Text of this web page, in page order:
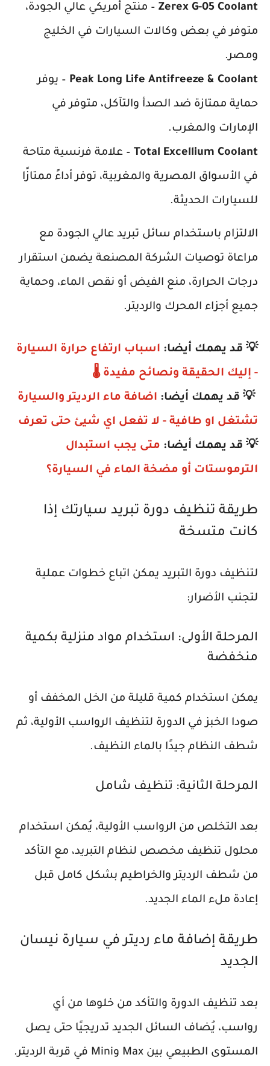
Zerex G-05 Coolant – منتج أمريكي عالي الجودة،
متوفر في بعض وكالات السيارات في الخليج
ومصر.
Peak Long Life Antifreeze & Coolant – يوفر
حماية ممتازة ضد الصدأ والتآكل، متوفر في
الإمارات والمغرب.
Total Excellium Coolant – علامة فرنسية متاحة
في الأسواق المصرية والمغربية، توفر أداءً ممتازًا
للسيارات الحديثة.
الالتزام باستخدام سائل تبريد عالي الجودة مع
مراعاة توصيات الشركة المصنعة يضمن استقرار
درجات الحرارة، منع الفيض أو نقص الماء، وحماية
جميع أجزاء المحرك والرديتر.
💡 قد يهمك أيضا: اسباب ارتفاع حرارة السيارة
- إليك الحقيقة ونصائح مفيدة 🌡️
💡 قد يهمك أيضا: اضافة ماء الرديتر والسيارة
تشتغل او طافية - لا تفعل اي شيئ حتى تعرف
💡 قد يهمك أيضا: متى يجب استبدال
الترموستات أو مضخة الماء في السيارة؟
طريقة تنظيف دورة تبريد سيارتك إذا
كانت متسخة
لتنظيف دورة التبريد يمكن اتباع خطوات عملية
لتجنب الأضرار:
المرحلة الأولى: استخدام مواد منزلية بكمية
منخفضة
يمكن استخدام كمية قليلة من الخل المخفف أو
صودا الخبز في الدورة لتنظيف الرواسب الأولية، ثم
شطف النظام جيدًا بالماء النظيف.
المرحلة الثانية: تنظيف شامل
بعد التخلص من الرواسب الأولية، يُمكن استخدام
محلول تنظيف مخصص لنظام التبريد، مع التأكد
من شطف الرديتر والخراطيم بشكل كامل قبل
إعادة ملء الماء الجديد.
طريقة إضافة ماء رديتر في سيارة نيسان
الجديد
بعد تنظيف الدورة والتأكد من خلوها من أي
رواسب، يُضاف السائل الجديد تدريجيًا حتى يصل
المستوى الطبيعي بين Max وMini في قربة الرديتر.